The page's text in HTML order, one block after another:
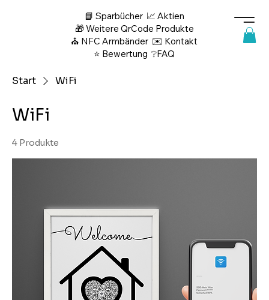
📘 Sparbücher 📈 Aktien
🎁 Weitere QrCode Produkte
⛪ NFC Armbänder ✉️ Kontakt
⭐ Bewertung ❔FAQ
Start WiFi
WiFi
4 Produkte